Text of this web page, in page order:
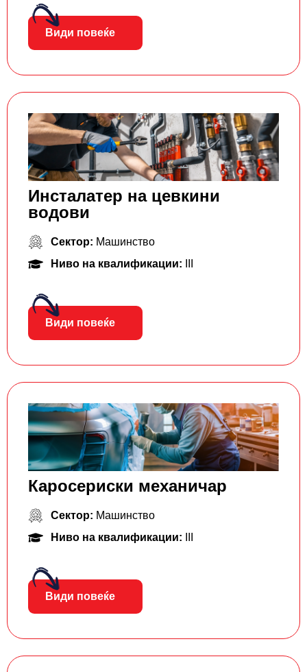
Види повеќе
Инсталатер на цевкини
водови
Сектор: Машинство
Ниво на квалификации:
Види повеќе
Каросериски механичар
Сектор: Машинство
Ниво на квалификации:
Види повеќе